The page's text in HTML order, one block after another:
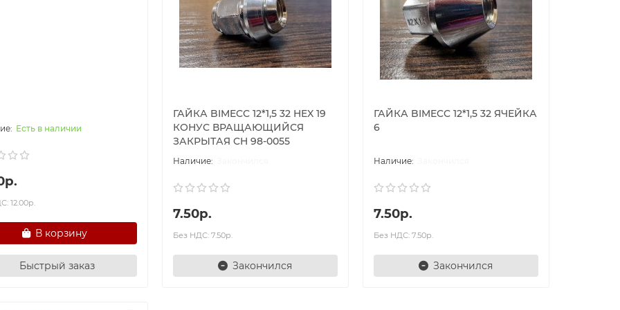
Есть в наличии
12.00р.
В корзину
Быстрый заказ
ГАЙКА BIMECC 12*1,5 32 HEX 19
КОНУС ВРАЩАЮЩИЙСЯ
ЗАКРЫТАЯ CH 98-0055
7.50р.
Без НДС: 7.50р.
Закончился
ГАЙКА BIMECC 12*1,5 32 ЯЧЕЙКА
6
7.50р.
Без НДС: 7.50р.
Закончился